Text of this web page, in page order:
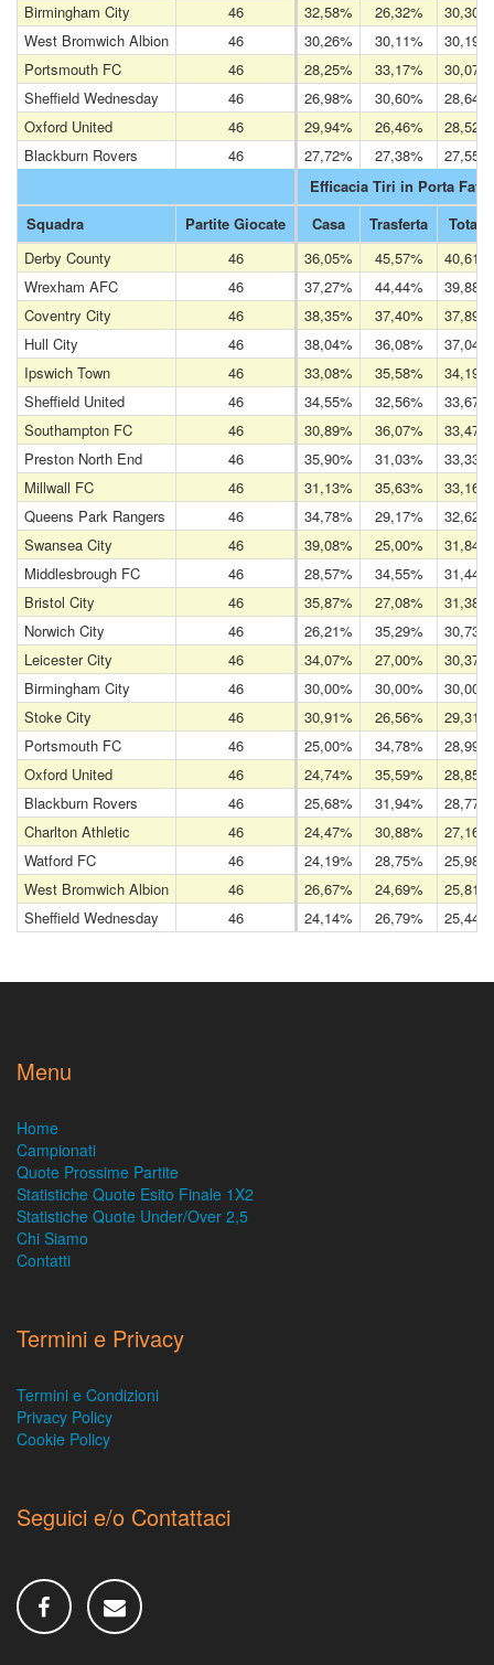
Birmingham City
46 32,58% 26,32%
30,30%
West Bromwich Albion
46 30,26% 30,11%
30,19%
Portsmouth FC
46 28,25% 33,17%
30,07%
Sheffield Wednesday
46 26,98% 30,60%
28,64%
Oxford United
46 29,94% 26,46%
28,52%
Blackburn Rovers
46 27,72% 27,38%
27,55%
Efficacia Tiri in Porta Fatti
Squadra
Partite Giocate Casa Trasferta
Totale
Derby County
46 36,05% 45,57%
40,61%
Wrexham AFC
46 37,27% 44,44%
39,88%
Coventry City
46 38,35% 37,40%
37,89%
Hull City
46 38,04% 36,08%
37,04%
Ipswich Town
46 33,08% 35,58%
34,19%
Sheffield United
46 34,55% 32,56%
33,67%
Southampton FC
46 30,89% 36,07%
33,47%
Preston North End
46 35,90% 31,03%
33,33%
Millwall FC
46 31,13% 35,63%
33,16%
Queens Park Rangers
46 34,78% 29,17%
32,62%
Swansea City
46 39,08% 25,00%
31,84%
Middlesbrough FC
46 28,57% 34,55%
31,44%
Bristol City
46 35,87% 27,08%
31,38%
Norwich City
46 26,21% 35,29%
30,73%
Leicester City
46 34,07% 27,00%
30,37%
Birmingham City
46 30,00% 30,00%
30,00%
Stoke City
46 30,91% 26,56%
29,31%
Portsmouth FC
46 25,00% 34,78%
28,99%
Oxford United
46 24,74% 35,59%
28,85%
Blackburn Rovers
46 25,68% 31,94%
28,77%
Charlton Athletic
46 24,47% 30,88%
27,16%
Watford FC
46 24,19% 28,75%
25,98%
West Bromwich Albion
46 26,67% 24,69%
25,81%
Sheffield Wednesday
46 24,14% 26,79% 25,44%
Menu
Home
Campionati
Quote Prossime Partite
Statistiche Quote Esito Finale 1X2
Statistiche Quote Under/Over 2,5
Chi Siamo
Contatti
Termini e Privacy
Termini e Condizioni
Privacy Policy
Cookie Policy
Seguici e/o Contattaci